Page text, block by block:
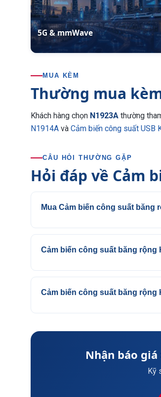
5G & mmWave
MUA KÈM
Thường mua
Khách hàng chọn N1923A thường
N1914A và Cảm biến công suất USB
CÂU HỎI THƯỜNG GẶP
Hỏi đáp về Cảm
Mua Cảm biến công suất băng
Cảm biến công suất băng rộng
Cảm biến công suất băng
Nhận báo
Kỹ